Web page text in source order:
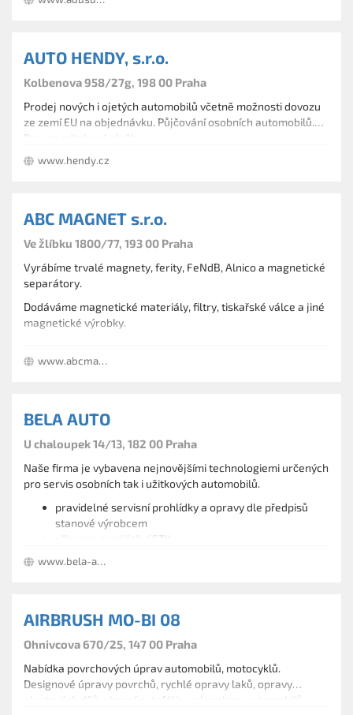
AUTO HENDY, s.r.o.
Kolbenova 958/27g, 198 00 Praha
Prodej nových i ojetých automobilů včetně možnosti dovozu
ze zemí EU na objednávku. Půjčování osobních automobilů.
Provoz odtahové služby.
www.hendy.cz
ABC MAGNET s.r.o.
Ve žlíbku 1800/77, 193 00 Praha
Vyrábíme trvalé magnety, ferity, FeNdB, Alnico a magnetické
separátory.
Dodáváme magnetické materiály, filtry, tiskařské válce a jiné
magnetické výrobky.
www.abcmagnet.cz
BELA AUTO
U chaloupek 14/13, 182 00 Praha
Naše firma je vybavena nejnovějšími technologiemi určených
pro servis osobních tak i užitkových automobilů.
pravidelné servisní prohlídky a opravy dle předpisů
stanové výrobcem
příprava a zajištění STK
opravy brzd, náprav, řízení
lakýrnické práce
výměna autoskel zdarma (povinné ručení, připojištění)
www.bela-auto.cz
AIRBRUSH MO-BI 08
Ohnivcova 670/25, 147 00 Praha
Nabídka povrchových úprav automobilů, motocyklů.
Designové úpravy povrchů, rychlé opravy laků, opravy
plastových dílů, okenní autofólie, celopolepy automobilů.